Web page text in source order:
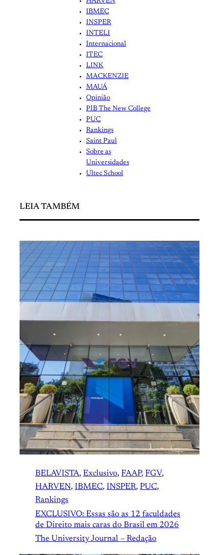
IBMEC
INSPER
INTELI
Internacional
ITEC
LINK
MACKENZIE
MAUÁ
Opinião
PIB The New College
PUC
Rankings
Saint Paul
Sobre as
Universidades
Ultec School
LEIA TAMBÉM
BELAVISTA, Exclusivo, FAAP, FGV
HARVEN, IBMEC, INSPER, PUC
Rankings
EXCLUSIVO: Essas são as 12 faculdades
de Direito mais caras do Brasil em 2026
The University Journal – Redação